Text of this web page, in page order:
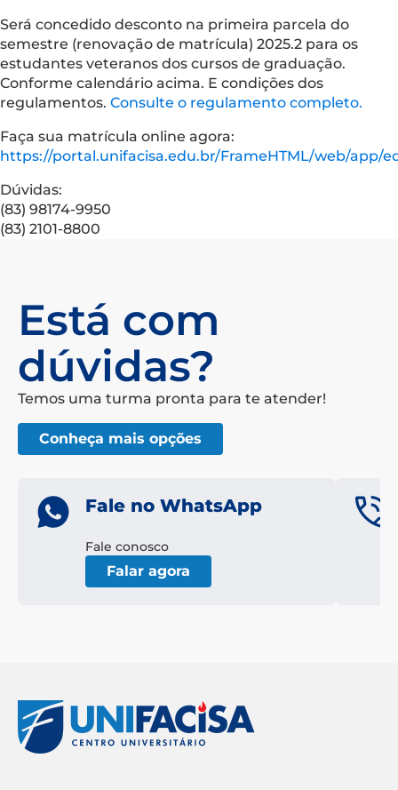
Será concedido desconto na primeira parcela do
semestre (renovação de matrícula) 2025.2 para os
estudantes veteranos dos cursos de graduação.
Conforme calendário acima. E condições dos
regulamentos. Consulte o regulamento completo.
Faça sua matrícula online agora:
https://portal.unifacisa.edu.br/FrameHTML/web/app/
Dúvidas:
(83) 98174-9950
(83) 2101-8800
Está com
dúvidas?
Temos uma turma pronta para te atender!
Conheça mais opções
Fale no WhatsApp
Fale conosco
Falar agora